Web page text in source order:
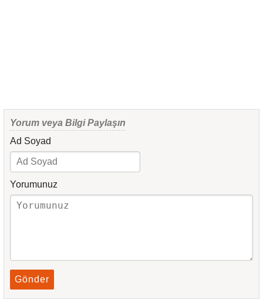
Yorum veya Bilgi Paylaşın
Ad Soyad
Yorumunuz
Gönder